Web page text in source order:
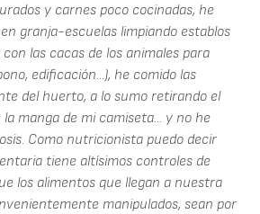
y carnes poco cocinadas, he
granja-escuelas limpiando establos
las cacas de los animales para
edificación...), he comido las
del huerto, a lo sumo retirando el
manga de mi camiseta... y no he
Como nutricionista puedo decir
tiene altísimos controles de
los alimentos que llegan a nuestra
manipulados, sean por